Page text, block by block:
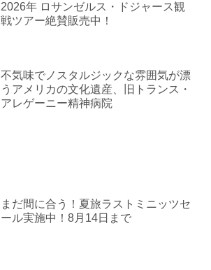
2026年 ロサンゼルス・ドジャース観
戦ツアー絶賛販売中！
不気味でノスタルジックな雰囲気が漂
うアメリカの文化遺産、旧トランス・
アレゲーニー精神病院
まだ間に合う！夏旅ラストミニッツセ
ール実施中！8月14日まで